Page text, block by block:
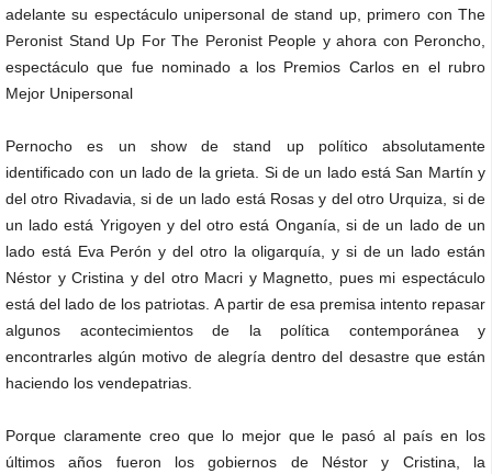
adelante su espectáculo unipersonal de stand up, primero con The
Peronist Stand Up For The Peronist People y ahora con Peroncho,
espectáculo que fue nominado a los Premios Carlos en el rubro
Mejor Unipersonal
Pernocho es un show de stand up político absolutamente
identificado con un lado de la grieta. Si de un lado está San Martín y
del otro Rivadavia, si de un lado está Rosas y del otro Urquiza, si de
un lado está Yrigoyen y del otro está Onganía, si de un lado de un
lado está Eva Perón y del otro la oligarquía, y si de un lado están
Néstor y Cristina y del otro Macri y Magnetto, pues mi espectáculo
está del lado de los patriotas. A partir de esa premisa intento repasar
algunos acontecimientos de la política contemporánea y
encontrarles algún motivo de alegría dentro del desastre que están
haciendo los vendepatrias.
Porque claramente creo que lo mejor que le pasó al país en los
últimos años fueron los gobiernos de Néstor y Cristina, la